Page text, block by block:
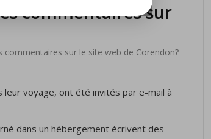
commentaires sur
sur le site web de Corendon?
voyage, ont été invités par e-mail à
dans un hébergement écrivent des